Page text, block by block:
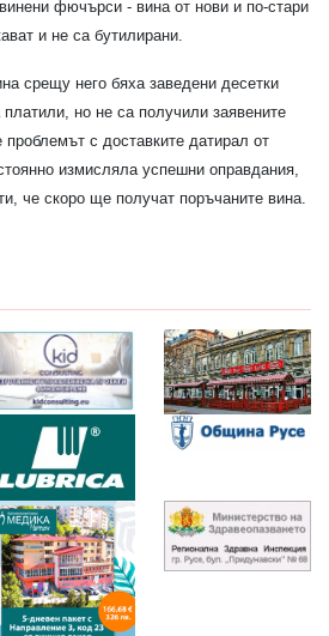
фючърси - вина от нови и по-стари
и не са бутилирани.
срещу него бяха заведени десетки
но не са получили заявените
с доставките датирал от
измисляла успешни оправдания,
че скоро ще получат поръчаните вина.